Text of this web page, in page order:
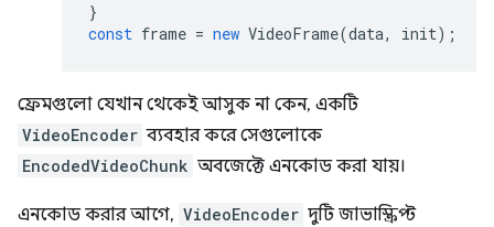
}
const frame = new VideoFrame(data, init);
ফ্রেমগুলো যেখান থেকেই আসুক না কেন, একটি
VideoEncoder ব্যবহার করে সেগুলোকে
EncodedVideoChunk অবজেক্টে এনকোড করা যায়।
এনকোড করার আগে, VideoEncoder দুটি জাভাস্ক্রিপ্ট